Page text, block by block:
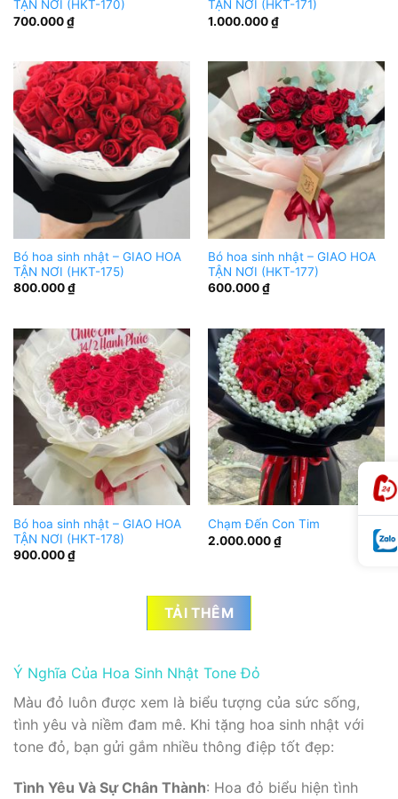
TẬN NƠI (HKT-170)
700.000₫
TẬN NƠI (HKT-171)
1.000.000₫
Bó hoa sinh nhật – GIAO HOA
TẬN NƠI (HKT-175)
800.000₫
Bó hoa sinh nhật – GIAO HOA
TẬN NƠI (HKT-177)
600.000₫
Bó hoa sinh nhật – GIAO HOA
TẬN NƠI (HKT-178)
900.000₫
Chạm Đến Con Tim
2.000.000₫
TẢI THÊM
Ý Nghĩa Của Hoa Sinh Nhật Tone Đỏ
Màu đỏ luôn được xem là biểu tượng của sức sống,
tình yêu và niềm đam mê. Khi tặng hoa sinh nhật với
tone đỏ, bạn gửi gắm nhiều thông điệp tốt đẹp:
Tình Yêu Và Sự Chân Thành: Hoa đỏ biểu hiện tình